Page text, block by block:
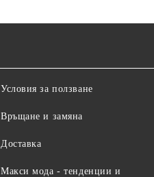
Условия за ползване
Връщане и замяна
Доставка
Макси мода - тенденции и